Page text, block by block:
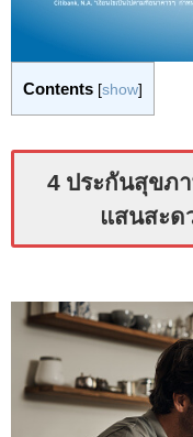
Contents [show]
4 ประกันสุขภ
แสนสะด